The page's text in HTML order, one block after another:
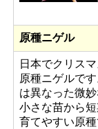
原種ニゲル
日本でクリス
原種ニゲルで
は異なった微
小さな苗から
育てやすい原種